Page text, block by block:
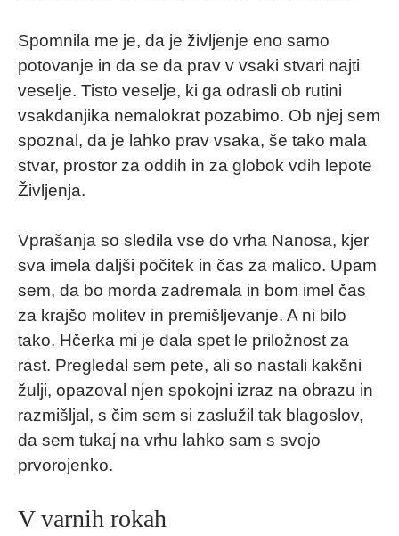
Spomnila me je, da je življenje eno samo
potovanje in da se da prav v vsaki stvari najti
veselje. Tisto veselje, ki ga odrasli ob rutini
vsakdanjika nemalokrat pozabimo. Ob njej sem
spoznal, da je lahko prav vsaka, še tako mala
stvar, prostor za oddih in za globok vdih lepote
Življenja.
Vprašanja so sledila vse do vrha Nanosa, kjer
sva imela daljši počitek in čas za malico. Upam
sem, da bo morda zadremala in bom imel čas
za krajšo molitev in premišljevanje. A ni bilo
tako. Hčerka mi je dala spet le priložnost za
rast. Pregledal sem pete, ali so nastali kakšni
žulji, opazoval njen spokojni izraz na obrazu in
razmišljal, s čim sem si zaslužil tak blagoslov,
da sem tukaj na vrhu lahko sam s svojo
prvorojenko.
V varnih rokah